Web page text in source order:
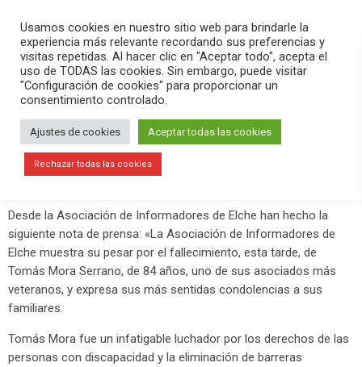
search menu pause PLAY
enero 5, 2021
Rendimos homenaje a Tomás Mora
en Versión Radio
Este 5 de eneroha fallecido Tomás Mora a los 84 años de
Desde la Asociación de Informadores de Elche han hecho la
siguiente nota de prensa: «La Asociación de Informadores de
Elche muestra su pesar por el fallecimiento, esta tarde, de
Tomás Mora Serrano, de 84 años, uno de sus asociados más
veteranos, y expresa sus más sentidas condolencias a sus
familiares.
Tomás Mora fue un infatigable luchador por los derechos de las
personas con discapacidad y la eliminación de barreras
Usamos cookies en nuestro sitio web para brindarle la
experiencia más relevante recordando sus preferencias y
visitas repetidas. Al hacer clic en "Aceptar todo", acepta el
uso de TODAS las cookies. Sin embargo, puede visitar
"Configuración de cookies" para proporcionar un
consentimiento controlado.
Ajustes de cookies Aceptar todas las cookies
Rechazar todas las cookies